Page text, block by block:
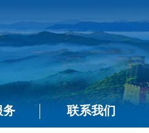
务 联系我们